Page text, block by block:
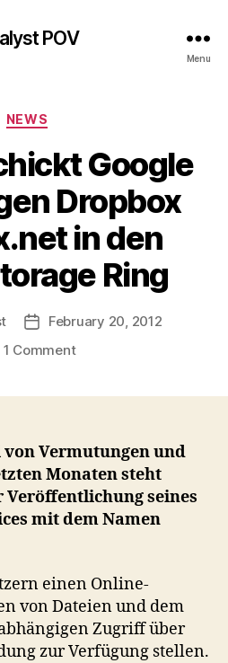
POV
Menu
Categories
NEWS
Google
Dropbox
in den
Ring
PostFebruary 20, 2012
1 Commenton
gegen
Dropbox
und
Box.net
in
Storage
Ring
Vermutungen und
Monaten steht
Veröffentlichung seines
mit dem Namen
einen Online-
von Dateien und dem
Zugriff über
zur Verfügung stellen.